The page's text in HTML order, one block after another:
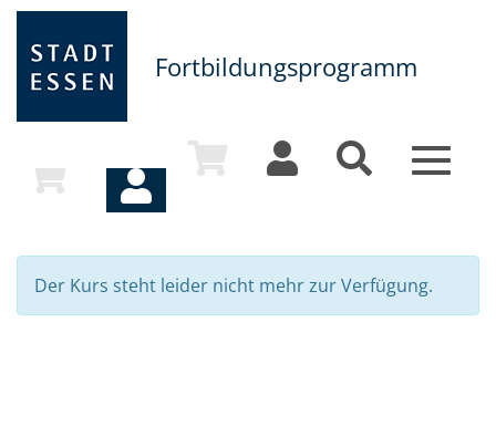
Fortbildungsprogramm
Toggle
Der Kurs steht leider nicht mehr zur Verfügung.